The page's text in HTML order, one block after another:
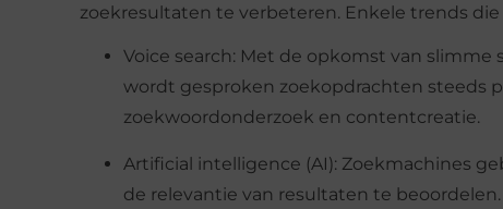
zoekresultaten te verbeteren. Enkele trends
Voice search: Met de opkomst van slimme
wordt gesproken zoekopdrachten steeds
zoekwoordonderzoek en contentcreatie.
Artificial intelligence (AI): Zoekmachines
de relevantie van resultaten te